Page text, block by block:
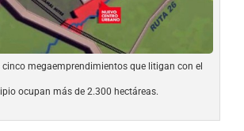
cinco megaemprendimientos que litigan con el
ocupan más de 2.300 hectáreas.